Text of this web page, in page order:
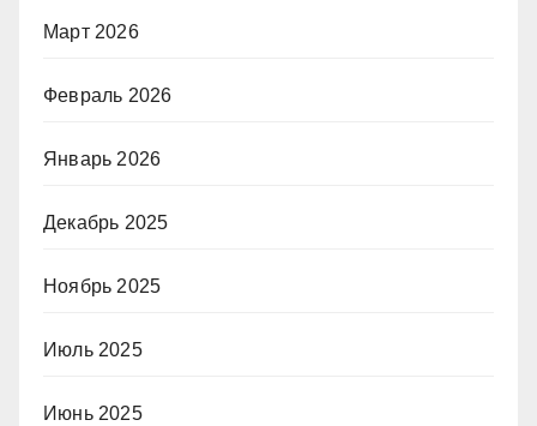
Март 2026
Февраль 2026
Январь 2026
Декабрь 2025
Ноябрь 2025
Июль 2025
Июнь 2025